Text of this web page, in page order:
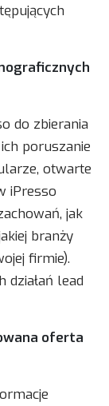
do zbierania
poruszanie
otwarte
iPresso
jak
branży
firmie).
działań lead
oferta